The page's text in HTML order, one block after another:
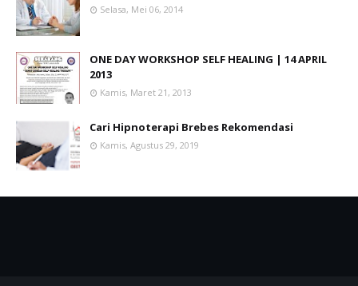
Selasa, Mei 06, 2014
ONE DAY WORKSHOP SELF HEALING | 14 APRIL
2013
Kamis, Maret 21, 2013
Cari Hipnoterapi Brebes Rekomendasi
Kamis, Agustus 29, 2019